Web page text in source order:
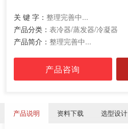
关 键 字： 整理完善中...
产品分类： 表冷器/蒸发器/冷凝器
产品简介： 整理完善中...
产品咨询
产品说明 资料下载 选型设计